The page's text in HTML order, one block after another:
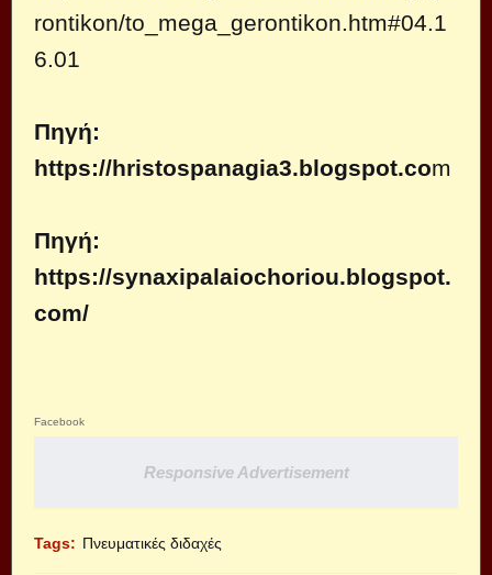
rontikon/to_mega_gerontikon.htm#04.1
6.01
Πηγή:
https://hristospanagia3.blogspot.com
Πηγή:
https://synaxipalaiochoriou.blogspot.
com/
Facebook
Responsive Advertisement
Tags: Πνευματικές διδαχές